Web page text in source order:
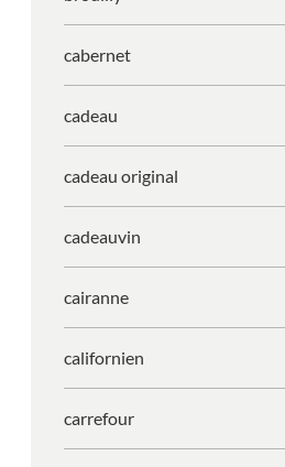
cabernet
cadeau
cadeau original
cadeauvin
cairanne
californien
carrefour